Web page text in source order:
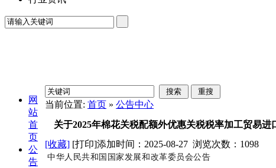
网
站
首
页
公
告
当前位置: 首页 » 公告中心
关于2025年棉花关税配额外优惠关税税率加工贸易
[收藏] [打印]添加时间：2025-08-27 浏览次数： 1098
中华人民共和国国家发展和改革委员会公告